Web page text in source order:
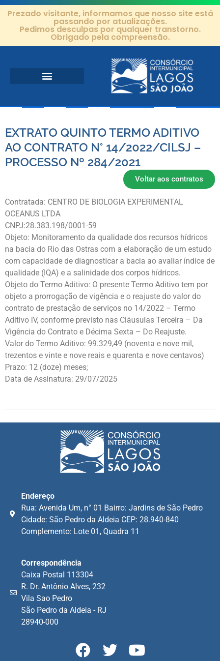
Prezado visitante, informamos que nosso site está
passando por atualizações.
Pedimos desculpas por qualquer transtorno.
Obrigado pela compreensão.
EXTRATO QUINTO TERMO ADITIVO
AO CONTRATO N° 14/2022/CILSJ –
PROCESSO Nº 284/2021
Voltar aos contratos
Contratada: CENTRO DE BIOLOGIA EXPERIMENTAL
OCEANUS LTDA
CNPJ:28.383.198/0001-59
Objeto: Monitoramento da qualidade dos recursos hídricos
na bacia do Rio das Ostras com a elaboração de um estudo
com capacidade de diagnosticar a bacia ao avaliar índice de
qualidade (IQA) e a salinidade dos corpos hídricos.
Objeto do Termo Aditivo: O presente Termo Aditivo tem por
objeto a prorrogação de vigência e o reajuste do valor do
contrato de prestação de serviços no 14/2022 – Termo
Aditivo IV, conforme previsto nas Cláusulas Terceira – Da
Vigência do Contrato e Décima Sexta – Do Reajuste.
Valor do Termo Aditivo: 99.329,49 (noventa e nove mil,
trezentos e vinte e nove reais e quarenta e nove centavos)
Prazo: 12 (doze) meses;
Data de Assinatura: 29/07/2025
Endereço
Rua: Avenida Um, n° 01 Bairro: Jardins de São Pedro
Cidade: São Pedro da Aldeia CEP: 28.940-840
Complemento: Lote 01, Quadra 11
Correspondência
Caixa Postal 113304
R. Dr. Antônio Alves, 232
Vila Sao Pedro
São Pedro da Aldeia - RJ
28940-000